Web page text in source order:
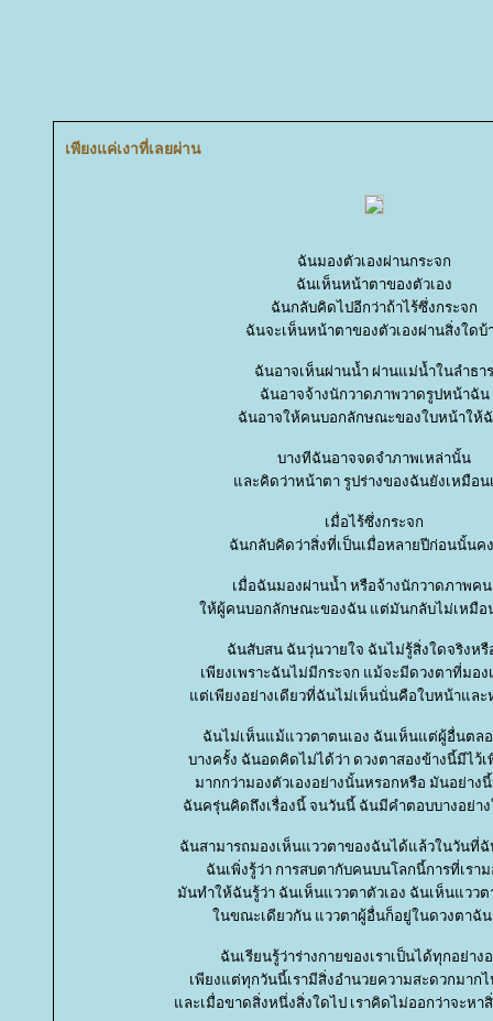
เพียงแค่เงาที่เลยผ่าน
ฉันมองตัวเองผ่านกระจก
ฉันเห็นหน้าตาของตัวเอง
ฉันกลับคิดไปอีกว่าถ้าไร้ซึ่งกระจก
ฉันจะเห็นหน้าตาของตัวเองผ่านสิ่งใดบ้
ฉันอาจเห็นผ่านน้ำ ผ่านแม่น้ำในลำธาร
ฉันอาจจ้างนักวาดภาพวาดรูปหน้าฉัน
ฉันอาจให้คนบอกลักษณะของใบหน้าให้
บางทีฉันอาจจดจำภาพเหล่านั้น
ละคิดว่าหน้าตา รูปร่างของฉันยังเหมือน
เมื่อไร้ซึ่งกระจก
ฉันกลับคิดว่าสิ่งที่เป็นเมื่อหลายปีก่อนนั้นค
เมื่อฉันมองผ่านน้ำ หรือจ้างนักวาดภาพค
ห้ผู้คนบอกลักษณะของฉัน แต่มันกลับไม่เหมือ
ฉันสับสน ฉันวุ่นวายใจ ฉันไม่รู้สิ่งใดจริงหรื
เพียงเพราะฉันไม่มีกระจก แม้จะมีดวงตาที่มอง
ต่เพียงอย่างเดียวที่ฉันไม่เห็นนั่นคือใบหน้าและ
ฉันไม่เห็นแม้แววตาตนเอง ฉันเห็นแต่ผู้อื่นตล
บางครั้ง ฉันอดคิดไม่ได้ว่า ดวงตาสองข้างนี้มีไว้
มากกว่ามองตัวเองอย่างนั้นหรอกหรือ มันอย่าง
ฉันครุ่นคิดถึงเรื่องนี้ จนวันนี้ ฉันมีคำตอบบางอย่าง
ฉันสามารถมองเห็นแววตาของฉันได้แล้วในวันที่
ฉันเพิ่งรู้ว่า การสบตากับคนบนโลกนี้การที่เรา
มันทำให้ฉันรู้ว่า ฉันเห็นแววตาตัวเอง ฉันเห็นแวว
นขณะเดียวกัน แววตาผู้อื่นก็อยู่ในดวงตาฉั
ฉันเรียนรู้ว่าร่างกายของเราเป็นได้ทุกอย่าง
เพียงแต่ทุกวันนี้เรามีสิ่งอำนวยความสะดวกมาก
ละเมื่อขาดสิ่งหนึ่งสิ่งใดไป เราคิดไม่ออกว่าจะหา